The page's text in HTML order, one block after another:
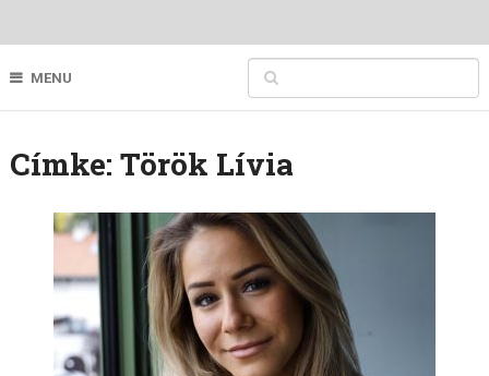
MENU
Címke: Török Lívia